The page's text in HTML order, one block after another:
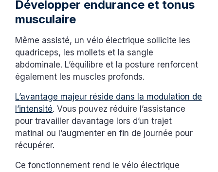
Développer endurance et tonus
musculaire
Même assisté, un vélo électrique sollicite les
quadriceps, les mollets et la sangle
abdominale. L’équilibre et la posture renforcent
également les muscles profonds.
L’avantage majeur réside dans la modulation de
l’intensité. Vous pouvez réduire l’assistance
pour travailler davantage lors d’un trajet
matinal ou l’augmenter en fin de journée pour
récupérer.
Ce fonctionnement rend le vélo électrique